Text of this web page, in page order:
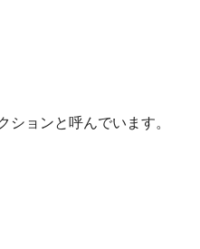
ョンと呼んでいます。